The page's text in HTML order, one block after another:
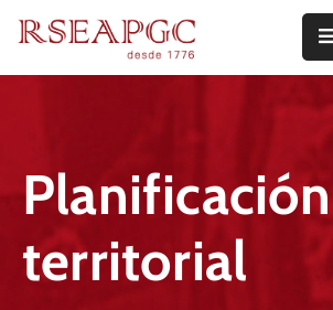
COMUNICADOS
CONOCERNOS
Planificación
territorial